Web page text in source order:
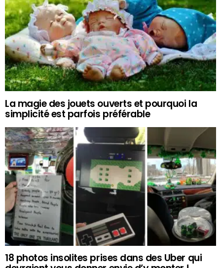
La magie des jouets ouverts et pourquoi la
simplicité est parfois préférable
18 photos insolites prises dans des Uber qui